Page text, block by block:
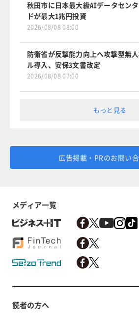
秋田市に日本最大級AIデータセンタ
ドが最大1兆円投資
2026/08/08 08:00
防衛省が反撃能力向上へ攻撃型無
ル導入、安保3文書改定
2026/08/08 07:00
もっと見る
広告掲載・PRのお問い
メディア一覧
読者の方へ